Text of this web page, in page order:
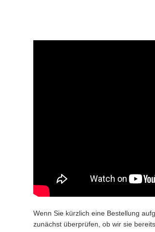
Wenn Sie kürzlich eine Bestellung
zunächst überprüfen, ob wir sie